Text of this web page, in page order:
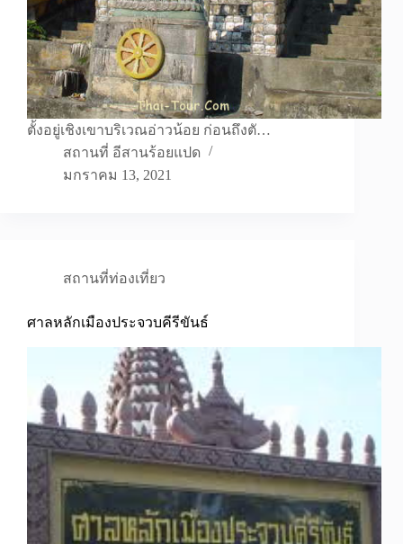
ตั้งอยู่เชิงเขาบริเวณอ่าวน้อย ก่อนถึงตั…
สถานที่ อีสานร้อยแปด
มกราคม 13, 2021
สถานที่ท่องเที่ยว
ศาลหลักเมืองประจวบคีรีขันธ์